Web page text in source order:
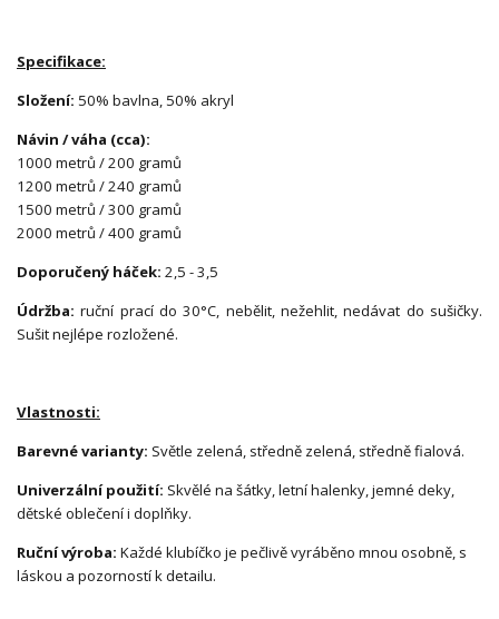
Specifikace:
Složení: 50% bavlna, 50% akryl
Návin / váha (cca):
1000 metrů / 200 gramů
1200 metrů / 240 gramů
1500 metrů / 300 gramů
2000 metrů / 400 gramů
Doporučený háček: 2,5 - 3,5
Údržba: ruční prací do 30°C, nebělit, nežehlit, nedávat do sušičky.
Sušit nejlépe rozložené.
Vlastnosti:
Barevné varianty: Světle zelená, středně zelená, středně fialová.
Univerzální použití: Skvělé na šátky, letní halenky, jemné deky,
dětské oblečení i doplňky.
Ruční výroba: Každé klubíčko je pečlivě vyráběno mnou osobně, s
láskou a pozorností k detailu.